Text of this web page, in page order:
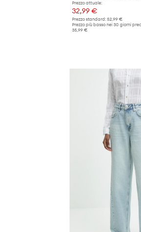
Prezzo attuale:
32,99 €
Prezzo standard: 52,99 €
Prezzo più basso nei 30 giorni
35,99 €